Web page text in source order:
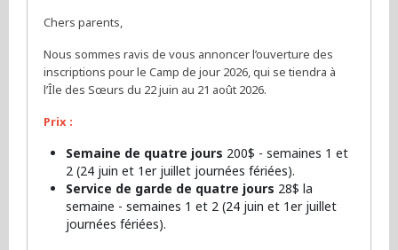
Chers parents,
Nous sommes ravis de vous annoncer l’ouverture des
inscriptions pour le Camp de jour 2026, qui se tiendra à
l’Île des Sœurs du 22 juin au 21 août 2026.
Prix :
Semaine de quatre jours 200$ - semaines 1 et
2 (24 juin et 1er juillet journées fériées).
Service de garde de quatre jours 28$ la
semaine - semaines 1 et 2 (24 juin et 1er juillet
journées fériées).